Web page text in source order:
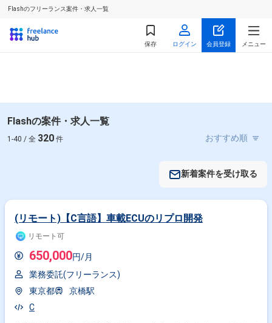
Flashのフリーランス案件・求人一覧
保存 ログイン 会員登録 メニュー
Flashの案件・求人一覧
1-40 / 全 320 件
新着案件を受け取る
(リモート)【C言語】車載ECUのリプロ開発
リモート可
650,000円/月
業務委託(フリーランス)
東京都
京橋駅
C